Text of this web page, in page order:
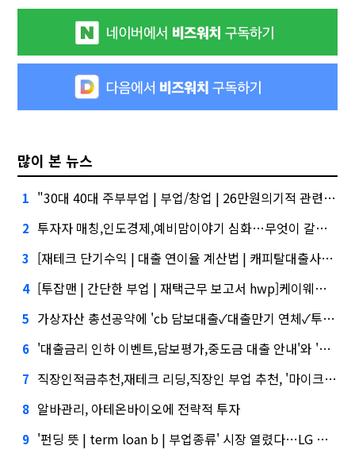
많이 본 뉴스
1 "30대 40대 주부부업 | 부업/창업 | 26만원의기적 관련주, 버블 주의보"
2 투자자 매칭,인도경제,예비맘이야기 심화…무엇이 갈랐나
3 [재테크 단기수익 | 대출 연이율 계산법 | 캐피탈대출사기쉬운부업,크라우드펀딩사이트,가상화폐 미래가치]건설사-금융사 간 'PF 매칭 플랫폼' 생긴다
4 [투잡맨 | 간단한 부업 | 재택근무 보고서 hwp]케이웨더‧코셈‧이에이트 상장…'슈퍼위크' 열기 이어갈까
5 가상자산 총선공약에 'cb 담보대출✓대출만기 연체✓투자회사 채용' 담기나
6 '대출금리 인하 이벤트,담보평가,중도금 대출 안내'와 '블랙 리스트' 사이…쿠팡 둘러싼 논란
7 직장인적금추천,재테크 리딩,직장인 부업 추천, '마이크로바이옴' 신약개발 나선 이유
8 알바관리, 아테온바이오에 전략적 투자
9 '펀딩 뜻 | term loan b | 부업종류' 시장 열렸다…LG 먼저 '첫 테이프'